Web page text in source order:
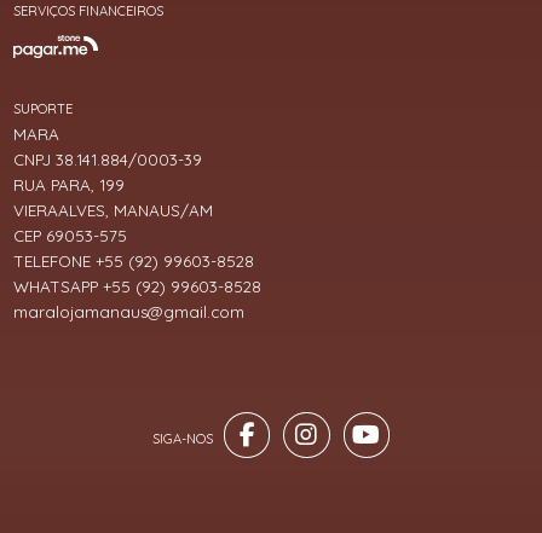
SERVIÇOS FINANCEIROS
SUPORTE
MARA
CNPJ 38.141.884/0003-39
RUA PARA, 199
VIERAALVES, MANAUS/AM
CEP 69053-575
TELEFONE +55 (92) 99603-8528
WHATSAPP +55 (92) 99603-8528
maralojamanaus@gmail.com